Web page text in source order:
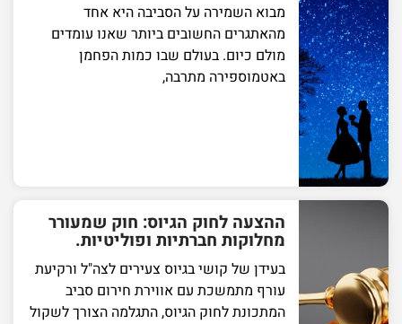
מבוא השמירה על הסביבה היא אחד
מהאתגרים החשובים ביותר שאנו עומדים
מולם כיום. בעולם שבו כמות הפחמן
באטמוספירה מתרבה,
ההצעה לחוק הגיוס: חוק שמעורר
מחלוקות חברתיות ופוליטיות.
בעידן של קושי בגיוס צעירים לצה"ל ורקיעת
עורף מתמשכת עם אווירת חירום סביב
המתכונת לחוק הגיוס, התגלמה הצורך לשקול